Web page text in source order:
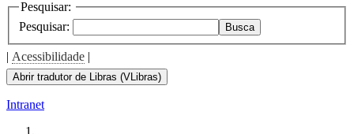
Pesquisar:
Pesquisar:
Busca
| Acessibilidade |
Abrir tradutor de Libras (VLibras)
Intranet